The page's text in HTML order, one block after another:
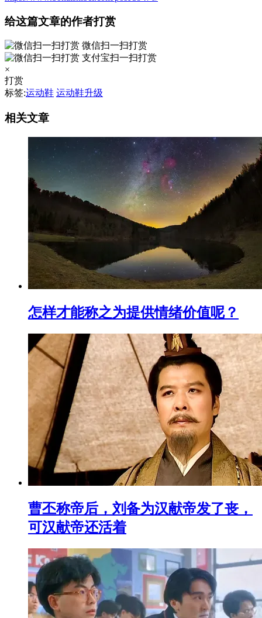
给这篇文章的作者打赏
微信扫一扫打赏
支付宝扫一扫打赏
×
打赏
标签:运动鞋 运动鞋升级
相关文章
怎样才能称之为提供情绪价值呢？
曹丕称帝后，刘备为汉献帝发了丧，
可汉献帝还活着